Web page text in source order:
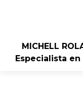
MICHELL
Especialista